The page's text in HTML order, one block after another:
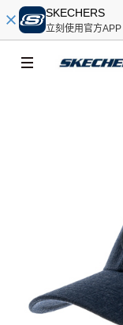
SKECHERS
立刻使用官方APP